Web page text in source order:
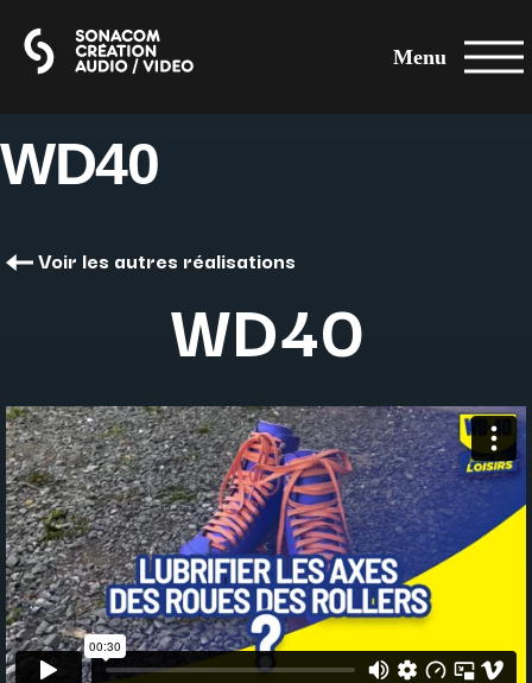
Menu
WD40
Voir les autres réalisations
WD40